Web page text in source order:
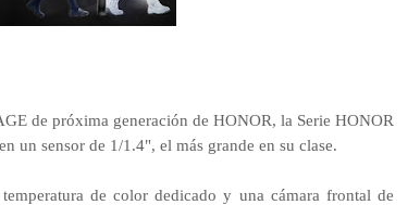
de próxima generación de HONOR, la Serie HONOR
un sensor de 1/1.4", el más grande en su clase.
de color dedicado y una cámara frontal de